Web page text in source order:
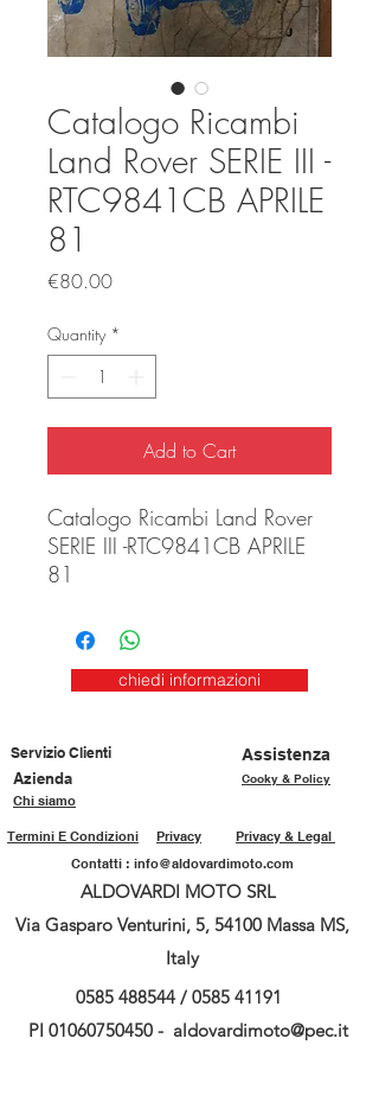
Catalogo Ricambi
Land Rover SERIE III -
RTC9841CB APRILE
81
€80.00Price
Quantity *
Add to Cart
Catalogo Ricambi Land Rover
SERIE III -RTC9841CB APRILE
81
chiedi informazioni
Servizio Clienti
Assistenza
Azienda
Cooky & Policy
Chi siamo
Privacy & Legal
Privacy
Termini E Condizioni
Contatti : info@aldovardimoto.com
ALDOVARDI MOTO SRL
Via Gasparo Venturini, 5, 54100 Massa MS,
Italy
0585 488544 / 0585 41191
PI 01060750450 - aldovardimoto@pec.it